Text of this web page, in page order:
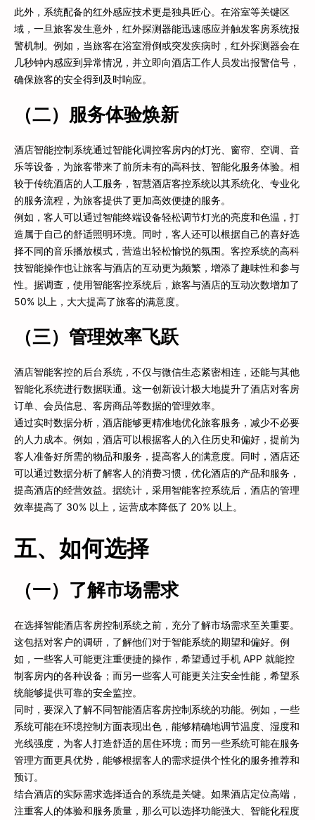
此外，系统配备的红外感应技术更是独具匠心。在浴室等关键区
域，一旦旅客发生意外，红外探测器能迅速感应并触发客房系统报
警机制。例如，当旅客在浴室滑倒或突发疾病时，红外探测器会在
几秒钟内感应到异常情况，并立即向酒店工作人员发出报警信号，
确保旅客的安全得到及时响应。
（二）服务体验焕新
酒店智能控制系统通过智能化调控客房内的灯光、窗帘、空调、音
乐等设备，为旅客带来了前所未有的高科技、智能化服务体验。相
较于传统酒店的人工服务，智慧酒店客控系统以其系统化、专业化
的服务流程，为旅客提供了更加高效便捷的服务。
例如，客人可以通过智能终端设备轻松调节灯光的亮度和色温，打
造属于自己的舒适照明环境。同时，客人还可以根据自己的喜好选
择不同的音乐播放模式，营造出轻松愉悦的氛围。客控系统的高科
技智能操作也让旅客与酒店的互动更为频繁，增添了趣味性和参与
性。据调查，使用智能客控系统后，旅客与酒店的互动次数增加了
50% 以上，大大提高了旅客的满意度。
（三）管理效率飞跃
酒店智能客控的后台系统，不仅与微信生态紧密相连，还能与其他
智能化系统进行数据联通。这一创新设计极大地提升了酒店对客房
订单、会员信息、客房商品等数据的管理效率。
通过实时数据分析，酒店能够更精准地优化旅客服务，减少不必要
的人力成本。例如，酒店可以根据客人的入住历史和偏好，提前为
客人准备好所需的物品和服务，提高客人的满意度。同时，酒店还
可以通过数据分析了解客人的消费习惯，优化酒店的产品和服务，
提高酒店的经营效益。据统计，采用智能客控系统后，酒店的管理
效率提高了 30% 以上，运营成本降低了 20% 以上。
五、如何选择
（一）了解市场需求
在选择智能酒店客房控制系统之前，充分了解市场需求至关重要。
这包括对客户的调研，了解他们对于智能系统的期望和偏好。例
如，一些客人可能更注重便捷的操作，希望通过手机 APP 就能控
制客房内的各种设备；而另一些客人可能更关注安全性能，希望系
统能够提供可靠的安全监控。
同时，要深入了解不同智能酒店客房控制系统的功能。例如，一些
系统可能在环境控制方面表现出色，能够精确地调节温度、湿度和
光线强度，为客人打造舒适的居住环境；而另一些系统可能在服务
管理方面更具优势，能够根据客人的需求提供个性化的服务推荐和
预订。
结合酒店的实际需求选择适合的系统是关键。如果酒店定位高端，
注重客人的体验和服务质量，那么可以选择功能强大、智能化程度